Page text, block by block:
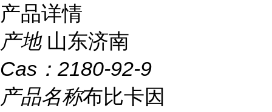
产品详情
产地 山东济南
Cas： 2180-92-9
产品名称布比卡因